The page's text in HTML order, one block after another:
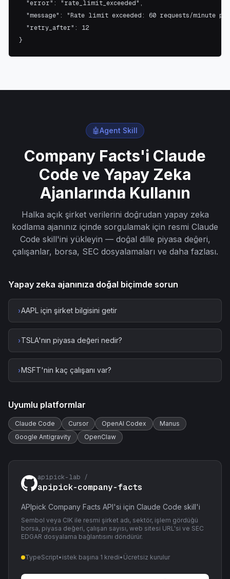
  "error": "rate_limit_exceeded",
"message": "Rate limit exceeded: 60 requests/minute
  "retry_after": 12
}
🤖Agent Skill
Company Facts'i Claude
Code ve Yapay Zeka
Ajanlarında Kullanın
Halka açık şirket verilerini doğrudan yapay zeka
kodlama ajanınız içinde sorgulamak için resmi Claude
Code skill'ini yükleyin — doğal dille piyasa değeri,
çalışanlar, borsa, SEC dosyalamaları ve daha fazlası.
Yapay zeka ajanınıza doğal biçimde sorun
›AAPL için şirket bilgisini getir
›TSLA'nın piyasa değeri nedir?
›MSFT'nin kaç çalışanı var?
Uyumlu platformlar
Claude Code Cursor OpenAI Codex
Manus
Google Antigravity
OpenClaw
apipick-lab /
apipick-company-facts
APIpick Company Facts API'si için Claude Code skill'i
Sembol veya CIK ile resmi şirket adı, sektör, işlem gördüğü
borsa, piyasa değeri, çalışan sayısı, web sitesi URL'si ve SEC
EDGAR dosyalama bağlantısını döndürür.
TypeScript• istek başına 1 kredi• Ücretsiz kurulur